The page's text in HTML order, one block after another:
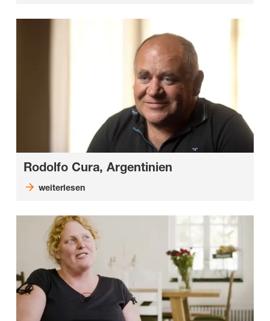
Rodolfo Cura, Argentinien
weiterlesen